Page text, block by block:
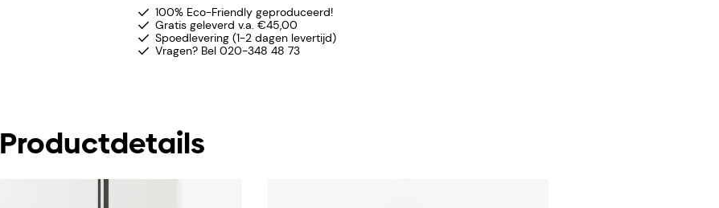
100% Eco-Friendly geproduceerd!
Gratis geleverd v.a. €45,00
Spoedlevering (1-2 dagen levertijd)
Vragen? Bel 020-348 48 73
Productdetails